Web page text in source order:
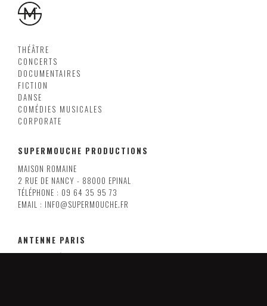
THÉÂTRE
CONCERTS
DOCUMENTAIRES
FICTION
DANSE
COMÉDIES MUSICALES
CORPORATE
SUPERMOUCHE PRODUCTIONS
MAISON ROMAINE
2 RUE DE NANCY - 88000 EPINAL
TÉLÉPHONE : 09 64 35 95 73
EMAIL : INFO@SUPERMOUCHE.FR
ANTENNE PARIS